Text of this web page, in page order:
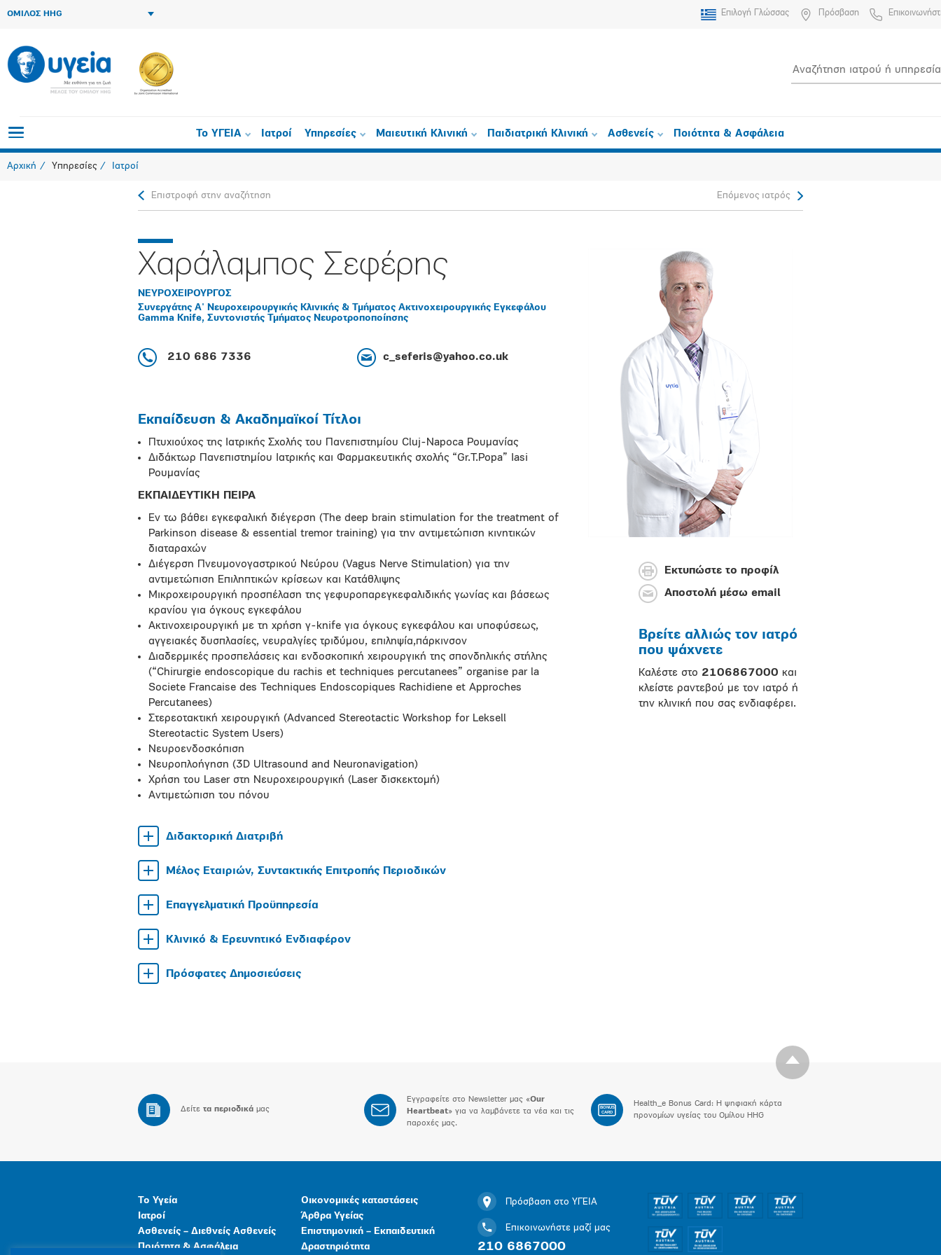
ΟΜΙΛΟΣ HHG Επιλογή Γλώσσας Πρόσβαση
Το ΥΓΕΙΑ Ιατροί Υπηρεσίες Μαιευτική Κλινική Παιδιατρική Κλινική Ασθενείς Ποιότητα & Ασφάλεια
Αρχική Υπηρεσίες Ιατροί
Επιστροφή στην αναζήτηση Επόμενος ιατρός
Χαράλαμπος Σεφέρης
ΝΕΥΡΟΧΕΙΡΟΥΡΓΟΣ
Συνεργάτης Α' Νευροχειρουργικής Κλινικής & Τμήματος Ακτινοχειρουργικής Εγκεφάλου
Gamma Knife, Συντονιστής Τμήματος Νευροτροποποίησης
210 686 7336 c_seferis@yahoo.co.uk
Εκπαίδευση & Ακαδημαϊκοί Τίτλοι
Πτυχιούχος της Ιατρικής Σχολής του Πανεπιστημίου Cluj-Napoca Ρουμανίας
Διδάκτωρ Πανεπιστημίου Ιατρικής και Φαρμακευτικής σχολής “Gr.T.Popa” Iasi
Ρουμανίας
ΕΚΠΑΙΔΕΥΤΙΚΗ ΠΕΙΡΑ
Εν τω βάθει εγκεφαλική διέγερση (The deep brain stimulation for the treatment of
Parkinson disease & essential tremor training) για την αντιμετώπιση κινητικών
διαταραχών
Διέγερση Πνευμονογαστρικού Νεύρου (Vagus Nerve Stimulation) για την
αντιμετώπιση Επιληπτικών κρίσεων και Κατάθλιψης
Μικροχειρουργική προσπέλαση της γεφυροπαρεγκεφαλιδικής γωνίας και βάσεως
κρανίου για όγκους εγκεφάλου
Ακτινοχειρουργική με τη χρήση γ-knife για όγκους εγκεφάλου και υποφύσεως,
αγγειακές δυσπλασίες, νευραλγίες τριδύμου, επιληψία,πάρκινσον
Διαδερμικές προσπελάσεις και ενδοσκοπική χειρουργική της σπονδηλικής στήλης
(“Chirurgie endoscopique du rachis et techniques percutanees” organise par la
Societe Francaise des Techniques Endoscopiques Rachidiene et Approches
Percutanees)
Στερεοτακτική χειρουργική (Advanced Stereotactic Workshop for Leksell
Stereotactic System Users)
Νευροενδοσκόπιση
Νευροπλοήγηση (3D Ultrasound and Neuronavigation)
Χρήση του Laser στη Νευροχειρουργική (Laser δισκεκτομή)
Αντιμετώπιση του πόνου
Διδακτορική Διατριβή
Μέλος Εταιριών, Συντακτικής Επιτροπής Περιοδικών
Επαγγελματική Προϋπηρεσία
Κλινικό & Ερευνητικό Ενδιαφέρον
Πρόσφατες Δημοσιεύσεις
Εκτυπώστε το προφίλ
Αποστολή μέσω email
Βρείτε αλλιώς τον ιατρό
που ψάχνετε
Καλέστε στο 2106867000 και
κλείστε ραντεβού με τον ιατρό ή
την κλινική που σας ενδιαφέρει.
Δείτε τα περιοδικά μας
Εγγραφείτε στο Newsletter μας «Our
Heartbeat» για να λαμβάνετε τα νέα και τις
παροχές μας.
BONUS
CARD
Health_e Bonus Card: H ψηφιακή κάρτα
προνομίων υγείας του Ομίλου HHG
Το Υγεία
Ιατροί
Ασθενείς – Διεθνείς Ασθενείς
Ποιότητα & Ασφάλεια
Οικονομικές καταστάσεις
Άρθρα Υγείας
Επιστημονική – Εκπαιδευτική
Δραστηριότητα
Πρόσβαση στο ΥΓΕΙΑ
Επικοινωνήστε μαζί μας
210 6867000